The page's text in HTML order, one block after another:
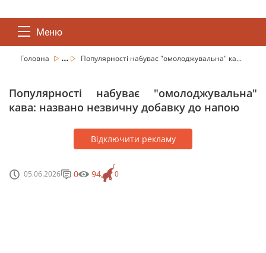
Меню
Головна ... Популярності набуває "омолоджувальна" ка...
Популярності набуває "омолоджувальна"
кава: названо незвичну добавку до напою
Відключити рекламу
05.06.2026 0
0 94